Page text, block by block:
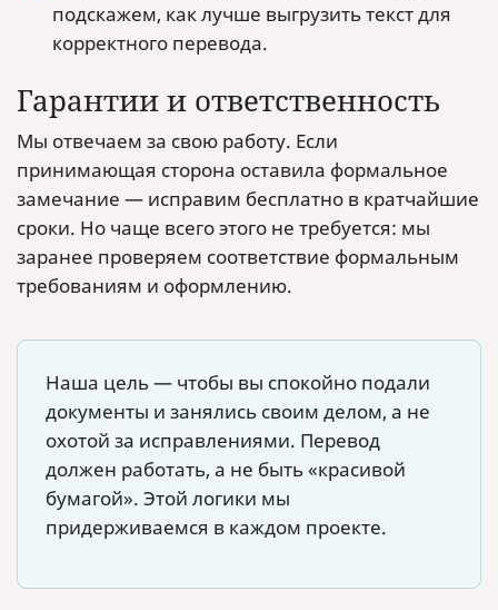
подскажем, как лучше выгрузить текст для
корректного перевода.
Гарантии и ответственность
Мы отвечаем за свою работу. Если
принимающая сторона оставила формальное
замечание — исправим бесплатно в кратчайшие
сроки. Но чаще всего этого не требуется: мы
заранее проверяем соответствие формальным
требованиям и оформлению.
Наша цель — чтобы вы спокойно подали
документы и занялись своим делом, а не
охотой за исправлениями. Перевод
должен работать, а не быть «красивой
бумагой». Этой логики мы
придерживаемся в каждом проекте.